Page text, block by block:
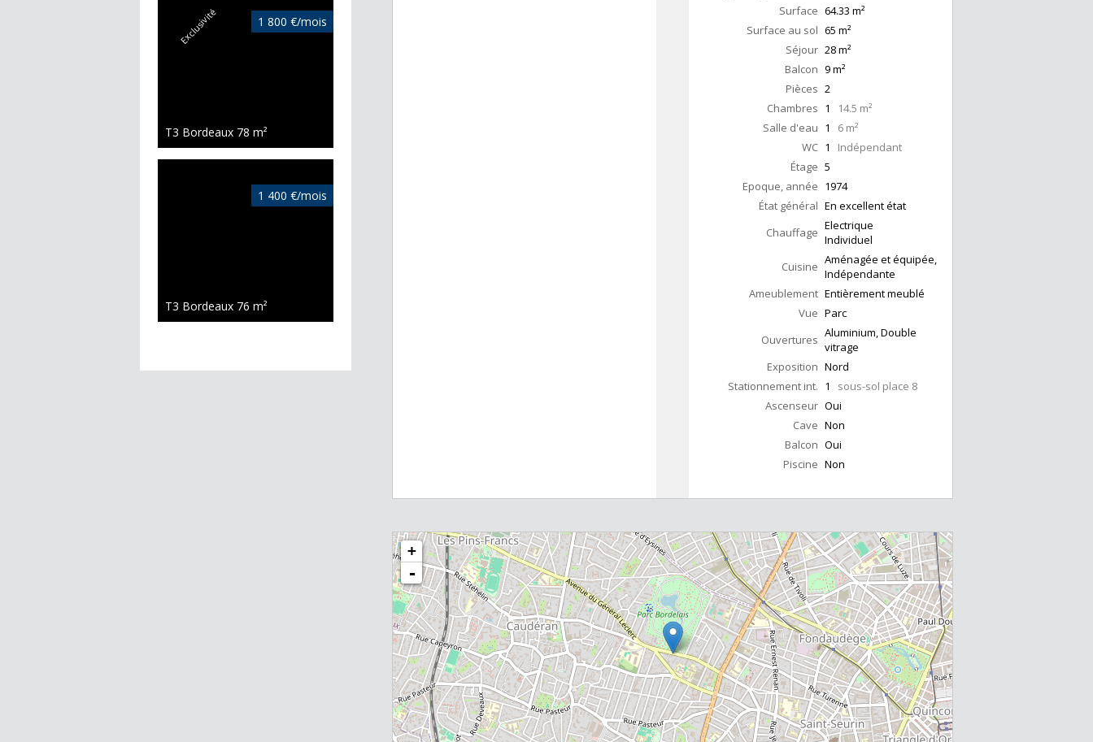
Exclusivité 1 800 €/mois
T3 Bordeaux 78 m²
1 400 €/mois
T3 Bordeaux 76 m²
Surface 64.33 m²
Surface au sol 65 m²
Séjour 28m²
Balcon 9m²
Pièces 2
Chambres 1
14.5 m²
Salle d'eau 1 6 m²
WC 1 Indépendant
Étage 5
Epoque, année 1974
État général En excellent état
Chauffage Electrique
Individuel
Cuisine Aménagée et équipée,
Indépendante
Ameublement Entièrement meublé
Vue Parc
Ouvertures Aluminium, Double
vitrage
Exposition Nord
Stationnement int. 1 sous-sol place 8
Ascenseur Oui
Cave Non
Balcon Oui
Piscine Non
+
-